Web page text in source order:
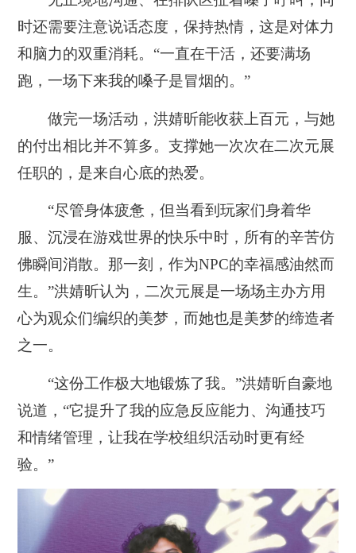
时还需要注意说话态度，保持热情，这是对体力
和脑力的双重消耗。“一直在干活，还要满场
跑，一场下来我的嗓子是冒烟的。”
做完一场活动，洪婧昕能收获上百元，与她
的付出相比并不算多。支撑她一次次在二次元展
任职的，是来自心底的热爱。
“尽管身体疲惫，但当看到玩家们身着华
服、沉浸在游戏世界的快乐中时，所有的辛苦仿
佛瞬间消散。那一刻，作为NPC的幸福感油然而
生。”洪婧昕认为，二次元展是一场场主办方用
心为观众们编织的美梦，而她也是美梦的缔造者
之一。
“这份工作极大地锻炼了我。”洪婧昕自豪地
说道，“它提升了我的应急反应能力、沟通技巧
和情绪管理，让我在学校组织活动时更有经
验。”